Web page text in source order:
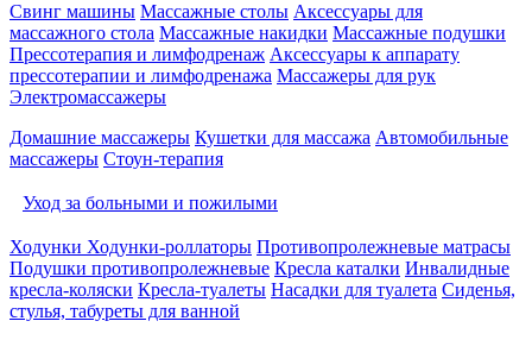
Свинг машины Массажные столы Аксессуары для
массажного стола Массажные накидки Массажные подушки
Прессотерапия и лимфодренаж Аксессуары к аппарату
прессотерапии и лимфодренажа Массажеры для рук
Электромассажеры
Домашние массажеры Кушетки для массажа Автомобильные
массажеры Стоун-терапия
Уход за больными и пожилыми
Ходунки Ходунки-роллаторы Противопролежневые матрасы
Подушки противопролежневые Кресла каталки Инвалидные
кресла-коляски Кресла-туалеты Насадки для туалета Сиденья,
стулья, табуреты для ванной